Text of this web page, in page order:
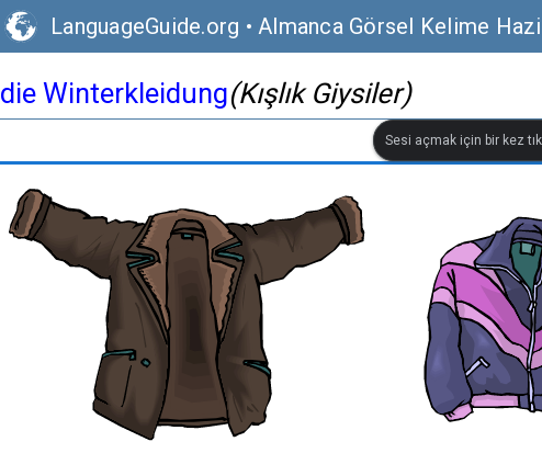
LanguageGuide.org • Almanca Görsel Kelime
die Winterkleidung(Kışlık Giysiler)
Sesi açmak için bir kez